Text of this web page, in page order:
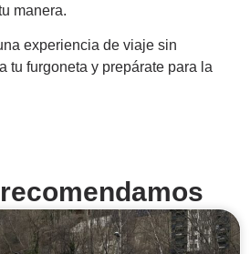
manera.
experiencia de viaje sin
tu furgoneta y prepárate para la